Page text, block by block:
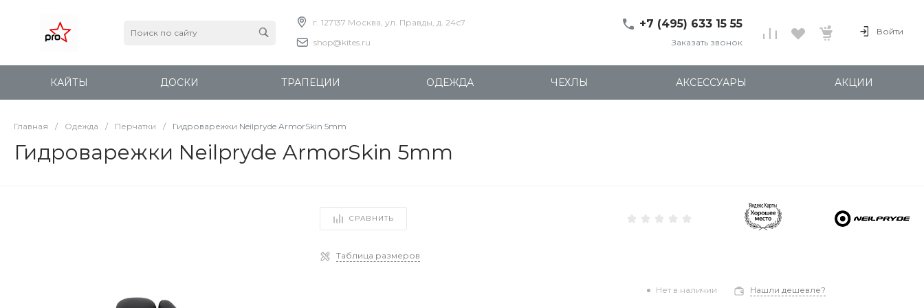
г. 127137 Москва, ул. Правды, д. 24с7
shop@kites.ru
+7 (495) 633 15 55
Правды, д. 24с7
Пн-Пт: 11:00-20:00
Заказать звонок
Войти
КАЙТЫ ДОСКИ ТРАПЕЦИИ ОДЕЖДА ЧЕХЛЫ АКСЕССУАРЫ АКЦИИ
Главная / Одежда / Перчатки / Гидроварежки Neilpryde ArmorSkin 5mm
Гидроварежки Neilpryde ArmorSkin 5mm
СРАВНИТЬ
Таблица размеров
Нет в наличии Нашли дешевле?